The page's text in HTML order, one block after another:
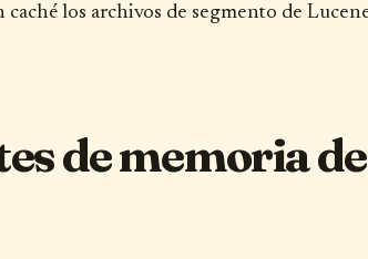
los archivos de segmento de
de memoria de